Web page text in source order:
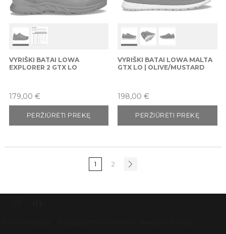
VYRIŠKI BATAI LOWA
EXPLORER 2 GTX LO
Kaina
179,00 €
PERŽIŪRĖTI PREKĘ
VYRIŠKI BATAI LOWA MALTA
GTX LO | OLIVE/MUSTARD
Kaina
198,00 €
PERŽIŪRĖTI PREKĘ
1 2